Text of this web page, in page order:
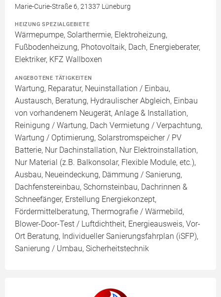
Marie-Curie-Straße 6, 21337 Lüneburg
HEIZUNG SPEZIALGEBIETE
Wärmepumpe, Solarthermie, Elektroheizung,
Fußbodenheizung, Photovoltaik, Dach, Energieberater,
Elektriker, KFZ Wallboxen
ANGEBOTENE TÄTIGKEITEN
Wartung, Reparatur, Neuinstallation / Einbau,
Austausch, Beratung, Hydraulischer Abgleich, Einbau
von vorhandenem Neugerät, Anlage & Installation,
Reinigung / Wartung, Dach Vermietung / Verpachtung,
Wartung / Optimierung, Solarstromspeicher / PV
Batterie, Nur Dachinstallation, Nur Elektroinstallation,
Nur Material (z.B. Balkonsolar, Flexible Module, etc.),
Ausbau, Neueindeckung, Dämmung / Sanierung,
Dachfenstereinbau, Schornsteinbau, Dachrinnen &
Schneefänger, Erstellung Energiekonzept,
Fördermittelberatung, Thermografie / Wärmebild,
Blower-Door-Test / Luftdichtheit, Energieausweis, Vor-
Ort Beratung, Individueller Sanierungsfahrplan (iSFP),
Sanierung / Umbau, Sicherheitstechnik